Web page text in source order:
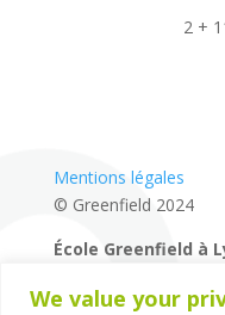
We value your
2 +
Mentions légales
© Greenfield 2024
École Greenfield à
14 rue de la Mairie –